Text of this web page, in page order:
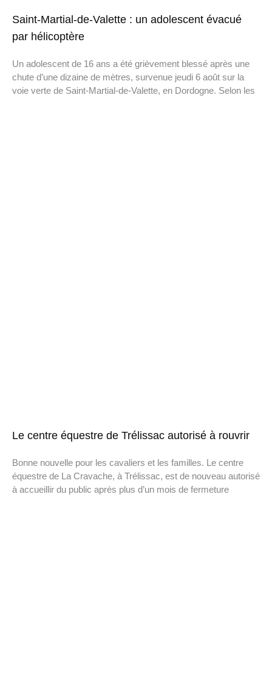
Saint-Martial-de-Valette : un adolescent évacué
par hélicoptère
Un adolescent de 16 ans a été grièvement blessé après une
chute d’une dizaine de mètres, survenue jeudi 6 août sur la
voie verte de Saint-Martial-de-Valette, en Dordogne. Selon les
Le centre équestre de Trélissac autorisé à rouvrir
Bonne nouvelle pour les cavaliers et les familles. Le centre
équestre de La Cravache, à Trélissac, est de nouveau autorisé
à accueillir du public après plus d’un mois de fermeture